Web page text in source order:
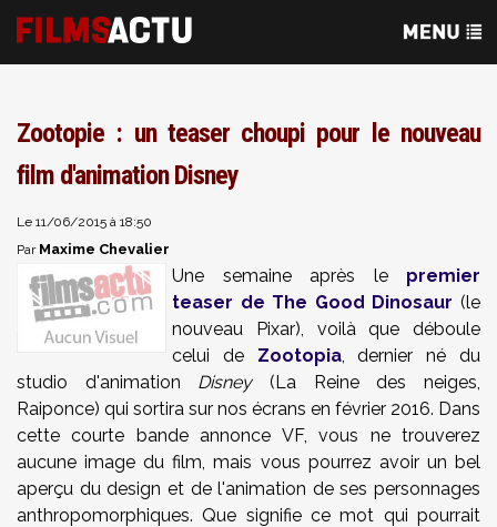
Zootopie : un teaser choupi pour le nouveau
film d'animation Disney
Le 11/06/2015 à 18:50
Par Maxime Chevalier
Une semaine après le premier
teaser de The Good Dinosaur (le
nouveau Pixar), voilà que déboule
celui de Zootopia, dernier né du
studio d'animation Disney(La Reine des neiges,
Raiponce) qui sortira sur nos écrans en février 2016. Dans
cette courte bande annonce VF, vous ne trouverez
aucune image du film, mais vous pourrez avoir un bel
aperçu du design et de l'animation de ses personnages
anthropomorphiques. Que signifie ce mot qui pourrait